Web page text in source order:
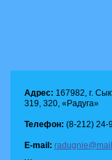
Адрес: 167982, г.
319, 320, «Радуга»
Телефон: (8-212) 24-
E-mail: